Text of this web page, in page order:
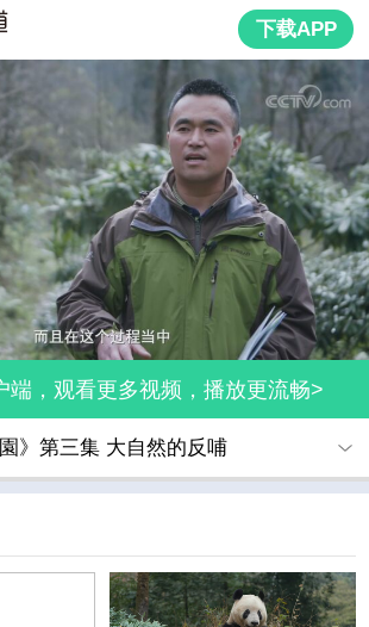
下载APP
端，观看更多视频，播放更流畅>
》第三集 大自然的反哺